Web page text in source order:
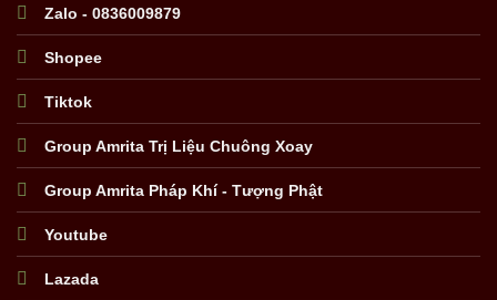
Zalo - 0836009879
Shopee
Tiktok
Group Amrita Trị Liệu Chuông Xoay
Group Amrita Pháp Khí - Tượng Phật
Youtube
Lazada